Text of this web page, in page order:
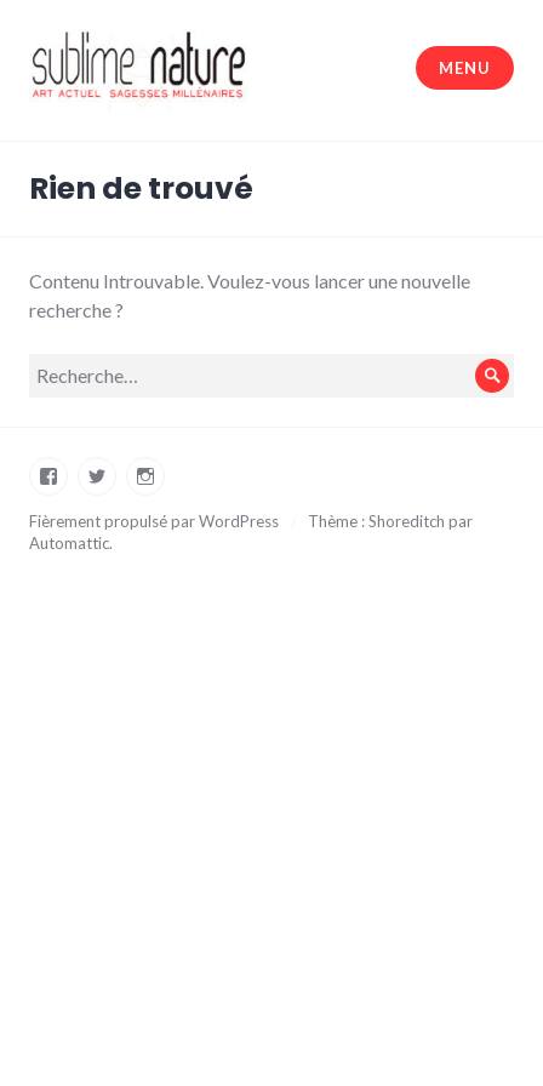
contenu
principal
MENU
Rien de trouvé
Contenu Introuvable. Voulez-vous lancer une nouvelle
recherche ?
Recherche
FacebookTwitterInstagram
Fièrement propulsé par WordPress
Thème : Shoreditch par
Automattic.